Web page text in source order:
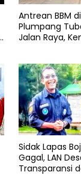
Antrean BBM di
Plumpang
Jalan Raya,
Sidak Lapas
Gagal, LAN
Transparansi